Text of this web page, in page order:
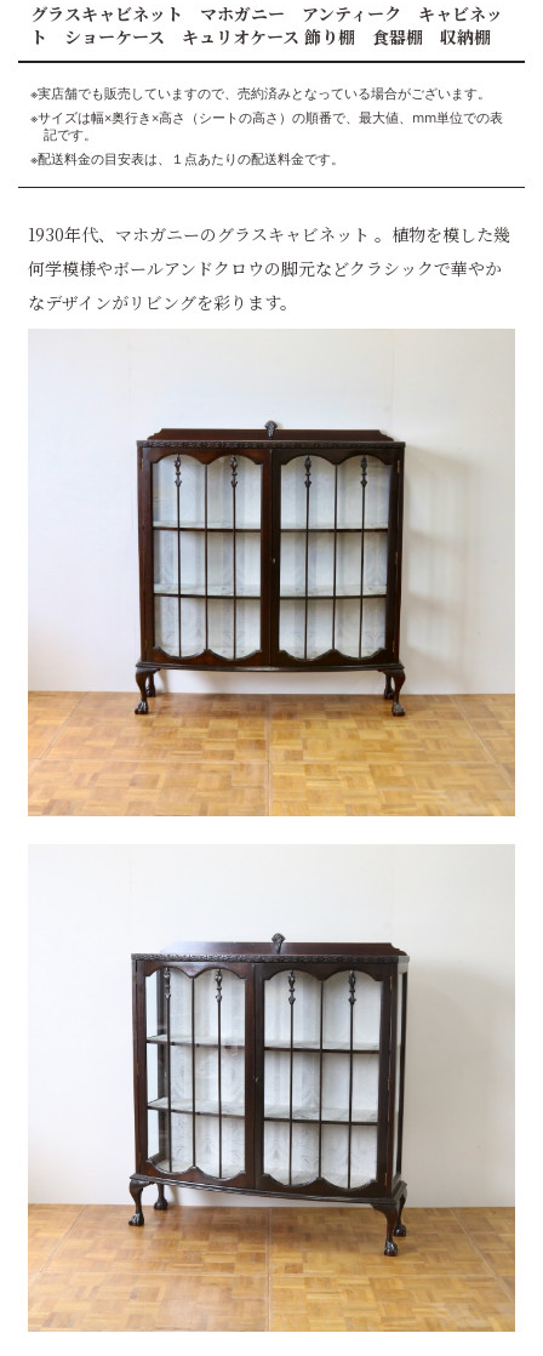
グラスキャビネット マホガニー アンティーク キャビネッ
ト ショーケース キュリオケース 飾り棚 食器棚 収納棚
※実店舗でも販売していますので、売約済みとなっている場合がございます。
※サイズは幅×奥行き×高さ（シートの高さ）の順番で、最大値、mm単位での表
記です。
※配送料金の目安表は、１点あたりの配送料金です。
1930年代、マホガニーのグラスキャビネット 。植物を模した幾
何学模様やボールアンドクロウの脚元などクラシックで華やか
なデザインがリビングを彩ります。